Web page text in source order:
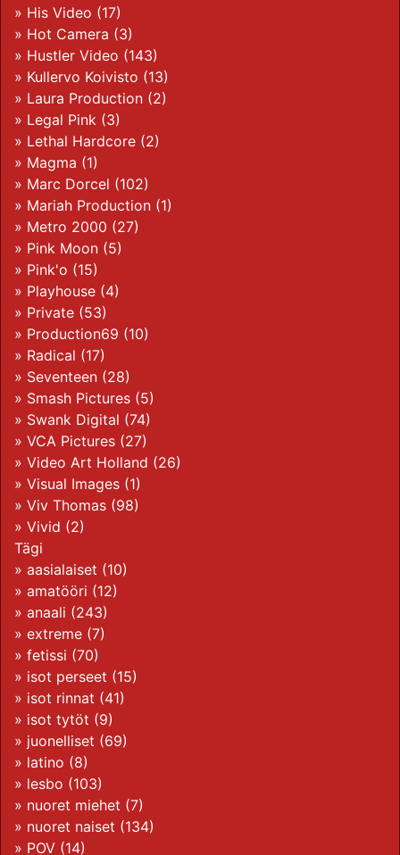
» His Video (17)
» Hot Camera (3)
» Hustler Video (143)
» Kullervo Koivisto (13)
» Laura Production (2)
» Legal Pink (3)
» Lethal Hardcore (2)
» Magma (1)
» Marc Dorcel (102)
» Mariah Production (1)
» Metro 2000 (27)
» Pink Moon (5)
» Pink'o (15)
» Playhouse (4)
» Private (53)
» Production69 (10)
» Radical (17)
» Seventeen (28)
» Smash Pictures (5)
» Swank Digital (74)
» VCA Pictures (27)
» Video Art Holland (26)
» Visual Images (1)
» Viv Thomas (98)
» Vivid (2)
Tägi
» aasialaiset (10)
» amatööri (12)
» anaali (243)
» extreme (7)
» fetissi (70)
» isot perseet (15)
» isot rinnat (41)
» isot tytöt (9)
» juonelliset (69)
» latino (8)
» lesbo (103)
» nuoret miehet (7)
» nuoret naiset (134)
» POV (14)